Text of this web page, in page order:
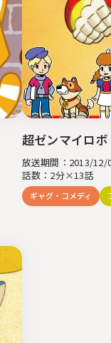
超ゼンマイロ
放送期間：2013/12/
話数：2分×13話
ギャグ・コメディ